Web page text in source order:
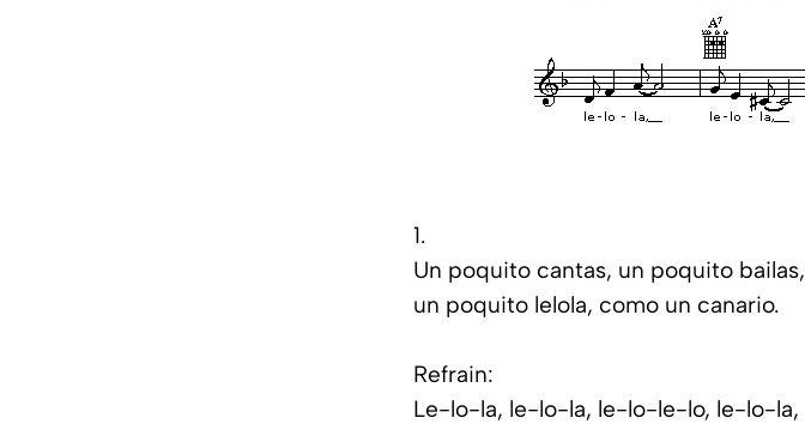
1.
Un poquito cantas, un poquito bailas,
un poquito lelola, como un canario.
Refrain:
Le-lo-la, le-lo-la, le-lo-le-lo, le-lo-la,